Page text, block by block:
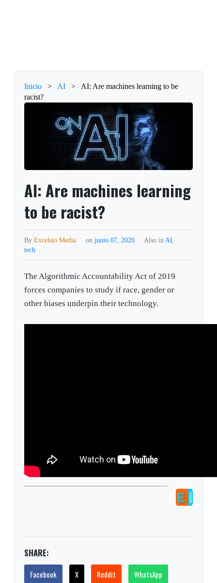
Inicio > AI >
AI: Are machines learning to be
racist?
AI: Are machines learning
to be racist?
ByExcelsio Media on junio 07, 2020 Also inAI,
tech
The Algorithmic Accountability Act of 2019
forces companies to study if race, gender or
other biases underpin their technology.
SHARE:
Facebook X Reddit WhatsApp